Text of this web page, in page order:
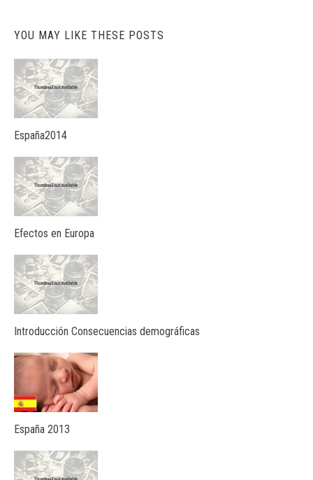
YOU MAY LIKE THESE POSTS
España2014
Efectos en Europa
Introducción Consecuencias demográficas
España 2013